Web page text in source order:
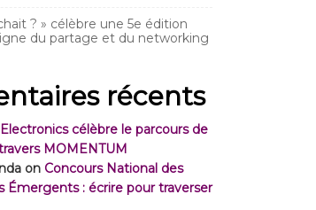
? » célèbre une 5e édition
du partage et du networking
récents
célèbre le parcours de
MOMENTUM
on Concours National des
Émergents : écrire pour traverser